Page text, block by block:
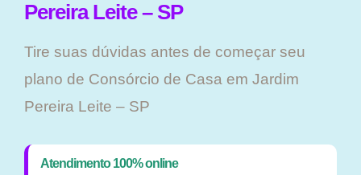
Pereira Leite – SP
Tire suas dúvidas antes de começar seu
plano ​de Consórcio de Casa em Jardim
Pereira Leite – SP
Atendimento 100% online